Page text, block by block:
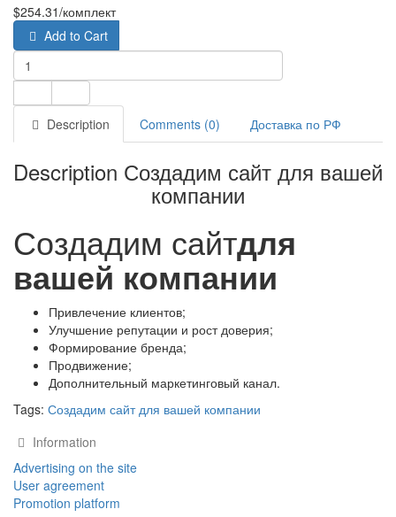
$254.31/комплект
Add to Cart
Description Comments (0) Доставка по РФ
Description Создадим сайт для вашей
компании
Создадим сайтдля
вашей компании
Привлечение клиентов;
Улучшение репутации и рост доверия;
Формирование бренда;
Продвижение;
Дополнительный маркетинговый канал.
Tags: Создадим сайт для вашей компании
Information
Advertising on the site
User agreement
Promotion platform